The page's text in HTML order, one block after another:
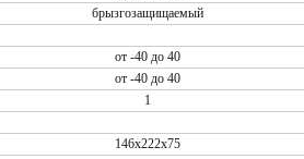
брызгозащищаемый
от -40 до 40
от -40 до 40
1
146х222х75